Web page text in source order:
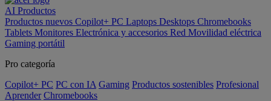
AI Productos
Productos nuevos Copilot+ PC Laptops Desktops Chromebooks
Tablets Monitores Electrónica y accesorios Red Movilidad eléctrica
Gaming portátil
Pro categoría
Copilot+ PC PC con IA Gaming Productos sostenibles Profesional
Aprender Chromebooks